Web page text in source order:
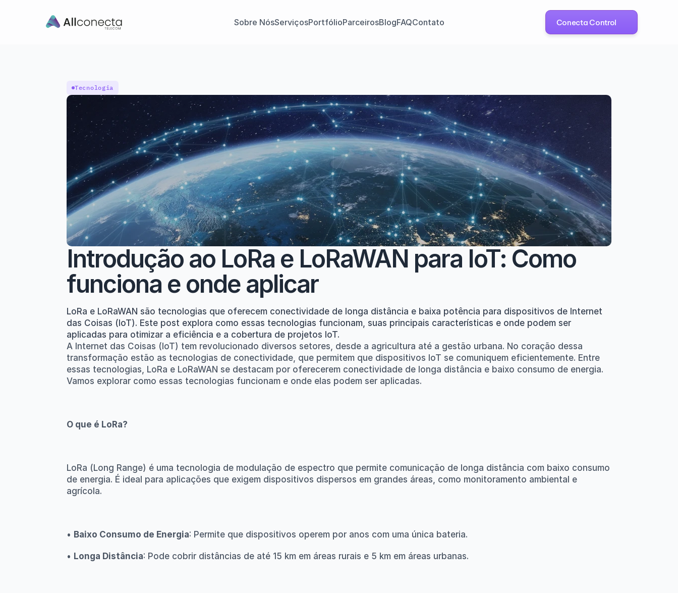
Tecnologia
Introdução ao LoRa e LoRaWAN para IoT: Como
funciona e onde aplicar
LoRa e LoRaWAN são tecnologias que oferecem conectividade de longa distância e baixa potência para dispositivos de Internet
das Coisas (IoT). Este post explora como essas tecnologias funcionam, suas principais características e onde podem ser
aplicadas para otimizar a eficiência e a cobertura de projetos IoT.
A Internet das Coisas (IoT) tem revolucionado diversos setores, desde a agricultura até a gestão urbana. No coração dessa
transformação estão as tecnologias de conectividade, que permitem que dispositivos IoT se comuniquem eficientemente. Entre
essas tecnologias, LoRa e LoRaWAN se destacam por oferecerem conectividade de longa distância e baixo consumo de energia.
Vamos explorar como essas tecnologias funcionam e onde elas podem ser aplicadas.
O que é LoRa?
LoRa (Long Range) é uma tecnologia de modulação de espectro que permite comunicação de longa distância com baixo consumo
de energia. É ideal para aplicações que exigem dispositivos dispersos em grandes áreas, como monitoramento ambiental e
agrícola.
• Baixo Consumo de Energia: Permite que dispositivos operem por anos com uma única bateria.
• Longa Distância: Pode cobrir distâncias de até 15 km em áreas rurais e 5 km em áreas urbanas.
Sobre NósServiçosPortfólioParceirosBlogFAQContato Conecta Control